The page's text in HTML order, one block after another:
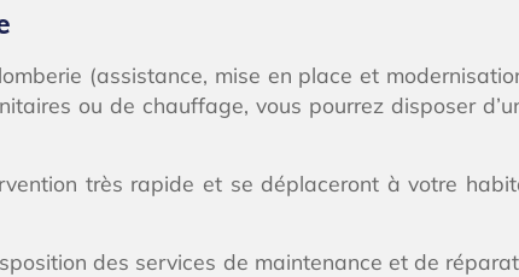
(assistance, mise en place et
ou de chauffage, vous pourrez disposer
très rapide et se déplaceront à votre
des services de maintenance et de